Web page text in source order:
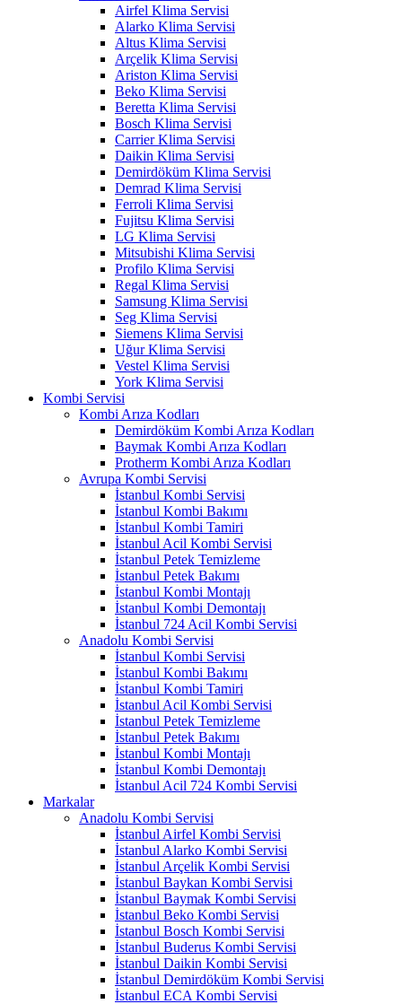
Airfel Klima Servisi
Alarko Klima Servisi
Altus Klima Servisi
Arçelik Klima Servisi
Ariston Klima Servisi
Beko Klima Servisi
Beretta Klima Servisi
Bosch Klima Servisi
Carrier Klima Servisi
Daikin Klima Servisi
Demirdöküm Klima Servisi
Demrad Klima Servisi
Ferroli Klima Servisi
Fujitsu Klima Servisi
LG Klima Servisi
Mitsubishi Klima Servisi
Profilo Klima Servisi
Regal Klima Servisi
Samsung Klima Servisi
Seg Klima Servisi
Siemens Klima Servisi
Uğur Klima Servisi
Vestel Klima Servisi
York Klima Servisi
Kombi Servisi
Kombi Arıza Kodları
Demirdöküm Kombi Arıza Kodları
Baymak Kombi Arıza Kodları
Protherm Kombi Arıza Kodları
Avrupa Kombi Servisi
İstanbul Kombi Servisi
İstanbul Kombi Bakımı
İstanbul Kombi Tamiri
İstanbul Acil Kombi Servisi
İstanbul Petek Temizleme
İstanbul Petek Bakımı
İstanbul Kombi Montajı
İstanbul Kombi Demontajı
İstanbul 724 Acil Kombi Servisi
Anadolu Kombi Servisi
İstanbul Kombi Servisi
İstanbul Kombi Bakımı
İstanbul Kombi Tamiri
İstanbul Acil Kombi Servisi
İstanbul Petek Temizleme
İstanbul Petek Bakımı
İstanbul Kombi Montajı
İstanbul Kombi Demontajı
İstanbul Acil 724 Kombi Servisi
Markalar
Anadolu Kombi Servisi
İstanbul Airfel Kombi Servisi
İstanbul Alarko Kombi Servisi
İstanbul Arçelik Kombi Servisi
İstanbul Baykan Kombi Servisi
İstanbul Baymak Kombi Servisi
İstanbul Beko Kombi Servisi
İstanbul Bosch Kombi Servisi
İstanbul Buderus Kombi Servisi
İstanbul Daikin Kombi Servisi
İstanbul Demirdöküm Kombi Servisi
İstanbul ECA Kombi Servisi